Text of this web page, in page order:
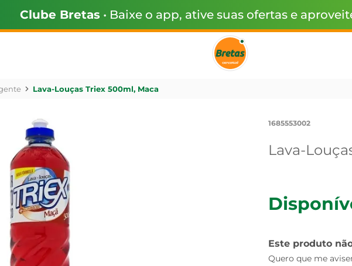
Clube Bretas • Baixe o app, ative suas ofertas e
Lava-Louças Triex 500ml, Maca
1685553002
Lava-
Este produto
Quero que me